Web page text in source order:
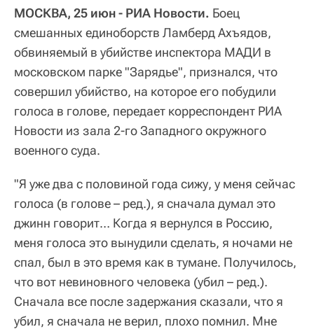
МОСКВА, 25 июн - РИА Новости. Боец
смешанных единоборств Ламберд Ахъядов,
обвиняемый в убийстве инспектора МАДИ в
московском парке "Зарядье", признался, что
совершил убийство, на которое его побудили
голоса в голове, передает корреспондент РИА
Новости из зала 2-го Западного окружного
военного суда.
"Я уже два с половиной года сижу, у меня сейчас
голоса (в голове – ред.), я сначала думал это
джинн говорит… Когда я вернулся в Россию,
меня голоса это вынудили сделать, я ночами не
спал, был в это время как в тумане. Получилось,
что вот невиновного человека (убил – ред.).
Сначала все после задержания сказали, что я
убил, я сначала не верил, плохо помнил. Мне